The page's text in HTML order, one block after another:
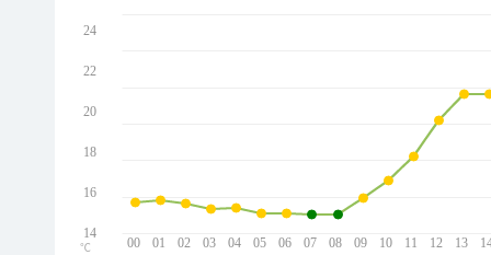
00 01 02 03 04 05 06 07 08 09 10 11 12 13
24
22
20
18
16
14
℃